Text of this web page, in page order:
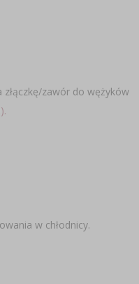
zawór do wężyków
w chłodnicy.